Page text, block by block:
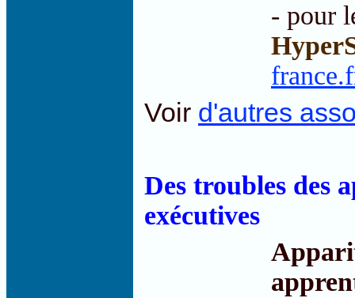
- pour
Voir d'autres
Des troubles des
exécutives